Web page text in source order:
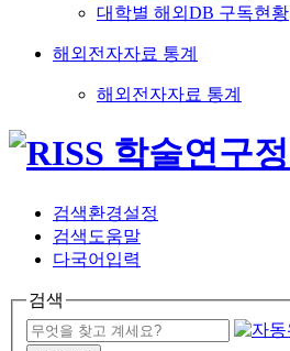
대학별 해외DB 구독현황
해외전자자료 통계
해외전자자료 통계
검색환경설정
검색도움말
다국어입력
검색